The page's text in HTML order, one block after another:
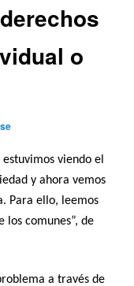
o
viendo el
y ahora vemos
Para ello, leemos
los comunes”, de
a través de